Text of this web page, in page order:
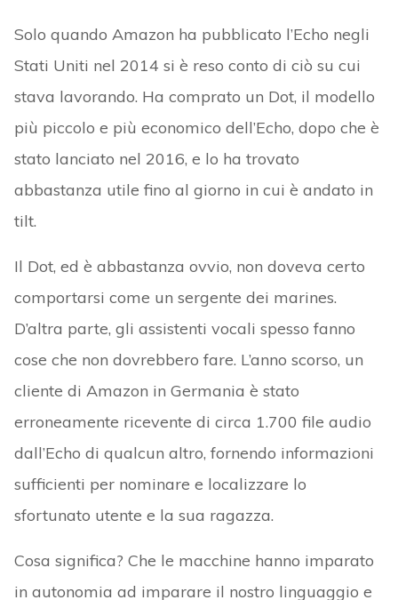
Solo quando Amazon ha pubblicato l’Echo negli
Stati Uniti nel 2014 si è reso conto di ciò su cui
stava lavorando. Ha comprato un Dot, il modello
più piccolo e più economico dell’Echo, dopo che è
stato lanciato nel 2016, e lo ha trovato
abbastanza utile fino al giorno in cui è andato in
tilt.
Il Dot, ed è abbastanza ovvio, non doveva certo
comportarsi come un sergente dei marines.
D’altra parte, gli assistenti vocali spesso fanno
cose che non dovrebbero fare. L’anno scorso, un
cliente di Amazon in Germania è stato
erroneamente ricevente di circa 1.700 file audio
dall’Echo di qualcun altro, fornendo informazioni
sufficienti per nominare e localizzare lo
sfortunato utente e la sua ragazza.
Cosa significa? Che le macchine hanno imparato
in autonomia ad imparare il nostro linguaggio e